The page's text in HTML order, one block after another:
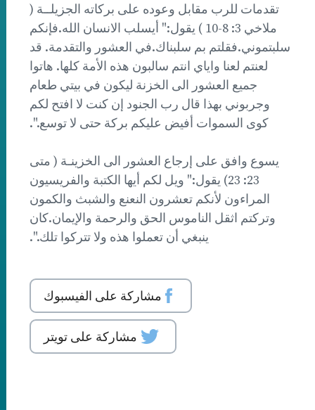
تقدمات للرب مقابل وعوده على بركاته الجزيلــة (
ملاخي 3: 8-10 ) يقول:" أيسلب الانسان الله.فإنكم
سلبتموني.فقلتم بم سلبناك.في العشور والتقدمة. قد
لعنتم لعنا واياي انتم سالبون هذه الأمة كلها. هاتوا
جميع العشور الى الخزنة ليكون في بيتي طعام
وجربوني بهذا قال رب الجنود إن كنت لا افتح لكم
كوى السموات أفيض عليكم بركة حتى لا توسع.".
يسوع وافق على إرجاع العشور الى الخزينـة ( متى
23: 23) يقول:" ويل لكم أيها الكتبة والفريسيون
المراءون لأنكم تعشرون النعنع والشبث والكمون
وتركتم اثقل الناموس الحق والرحمة والإيمان.كان
ينبغي أن تعملوا هذه ولا تتركوا تلك.".
مشاركة على الفيسبوك
مشاركة على تويتر